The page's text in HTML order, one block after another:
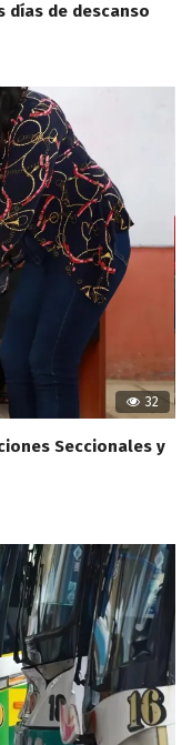
días de descanso
32
Seccionales y